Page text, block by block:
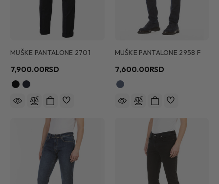
MUŠKE PANTALONE 2701
7,900.00RSD
MUŠKE PANTALONE 2958 F
7,600.00RSD